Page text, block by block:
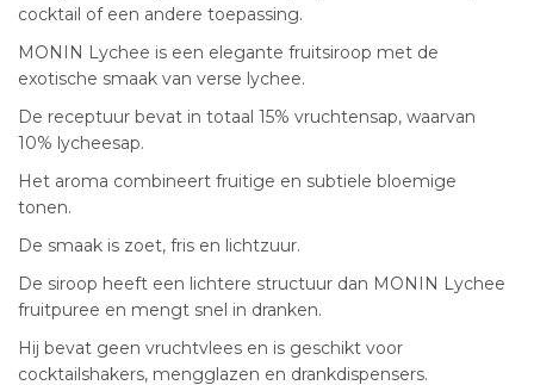
cocktail of een andere toepassing.
MONIN Lychee is een elegante fruitsiroop met de
exotische smaak van verse lychee.
De receptuur bevat in totaal 15% vruchtensap, waarvan
10% lycheesap.
Het aroma combineert fruitige en subtiele bloemige
tonen.
De smaak is zoet, fris en lichtzuur.
De siroop heeft een lichtere structuur dan MONIN Lychee
fruitpuree en mengt snel in dranken.
Hij bevat geen vruchtvlees en is geschikt voor
cocktailshakers, mengglazen en drankdispensers.